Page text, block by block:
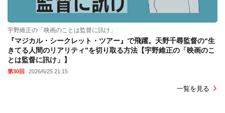
宇野維正の「映画のことは監督に訊け」
『マジカル・シークレット・ツアー』で飛躍。天野千尋監督の“生
きてる人間のリアリティ”を切り取る方法【宇野維正の「映画のこ
とは監督に訊け」】
第30回 2026/6/25 21:15
一覧を見る